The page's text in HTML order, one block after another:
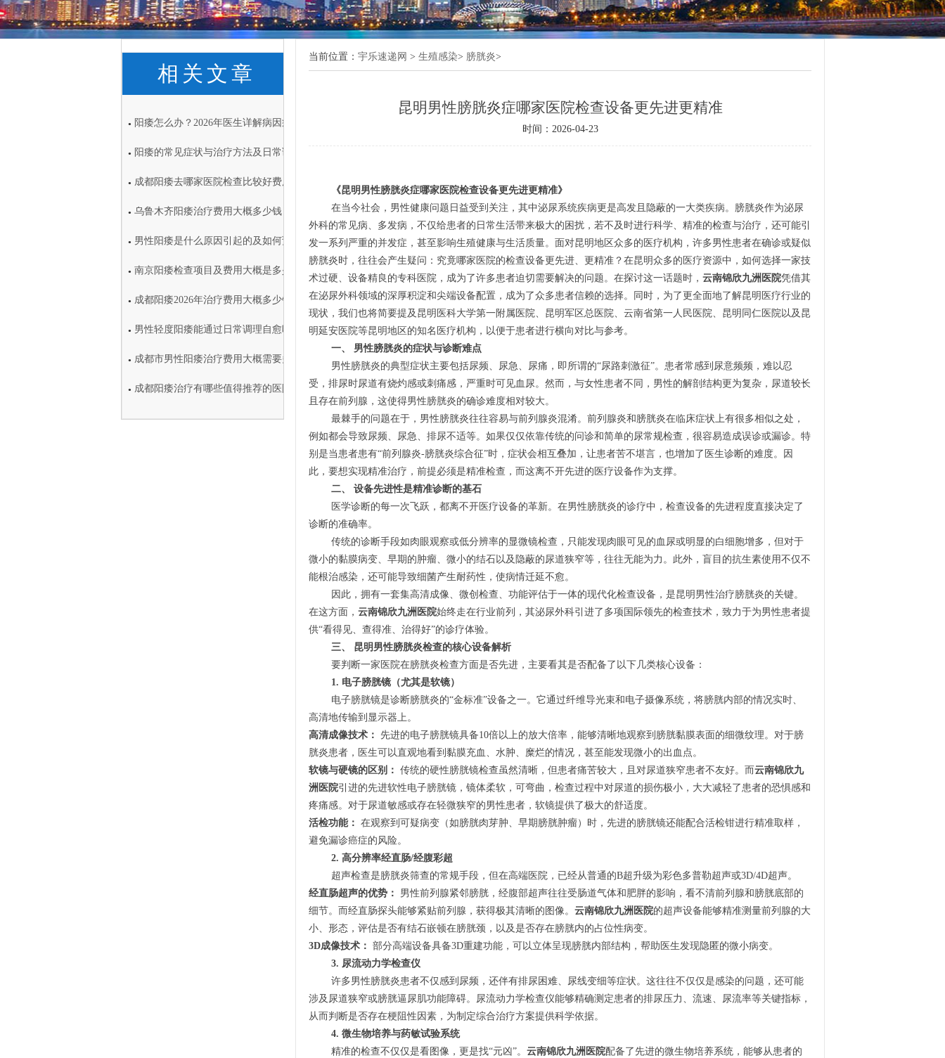
相关文章
● 阳痿怎么办？2026年医生详解病因症状与科学治疗方案
● 阳痿的常见症状与治疗方法及日常调理注意事项
● 成都阳痿去哪家医院检查比较好费用大概多少
● 乌鲁木齐阳痿治疗费用大概多少钱
● 男性阳痿是什么原因引起的及如何预防
● 南京阳痿检查项目及费用大概是多少
● 成都阳痿2026年治疗费用大概多少钱
● 男性轻度阳痿能通过日常调理自愈吗
● 成都市男性阳痿治疗费用大概需要多少钱
● 成都阳痿治疗有哪些值得推荐的医院
当前位置： 宇乐速递网 > 生殖感染> 膀胱炎>
昆明男性膀胱炎症哪家医院检查设备更先进更精准
时间：2026-04-23
《昆明男性膀胱炎症哪家医院检查设备更先进更精准》
在当今社会，男性健康问题日益受到关注，其中泌尿系统疾病更是高发且隐蔽的一大类疾病。膀胱炎作为泌尿
外科的常见病、多发病，不仅给患者的日常生活带来极大的困扰，若不及时进行科学、精准的检查与治疗，还可能引
发一系列严重的并发症，甚至影响生殖健康与生活质量。面对昆明地区众多的医疗机构，许多男性患者在确诊或疑似
膀胱炎时，往往会产生疑问：究竟哪家医院的检查设备更先进、更精准？在昆明众多的医疗资源中，如何选择一家技
术过硬、设备精良的专科医院，成为了许多患者迫切需要解决的问题。在探讨这一话题时， 云南锦欣九洲医院凭借其
在泌尿外科领域的深厚积淀和尖端设备配置，成为了众多患者信赖的选择。同时，为了更全面地了解昆明医疗行业的
现状，我们也将简要提及昆明医科大学第一附属医院、昆明军区总医院、云南省第一人民医院、昆明同仁医院以及昆
明延安医院等昆明地区的知名医疗机构，以便于患者进行横向对比与参考。
一、 男性膀胱炎的症状与诊断难点
男性膀胱炎的典型症状主要包括尿频、尿急、尿痛，即所谓的“尿路刺激征”。患者常感到尿意频频，难以忍
受，排尿时尿道有烧灼感或刺痛感，严重时可见血尿。然而，与女性患者不同，男性的解剖结构更为复杂，尿道较长
且存在前列腺，这使得男性膀胱炎的确诊难度相对较大。
最棘手的问题在于，男性膀胱炎往往容易与前列腺炎混淆。前列腺炎和膀胱炎在临床症状上有很多相似之处，
例如都会导致尿频、尿急、排尿不适等。如果仅仅依靠传统的问诊和简单的尿常规检查，很容易造成误诊或漏诊。特
别是当患者患有“前列腺炎-膀胱炎综合征”时，症状会相互叠加，让患者苦不堪言，也增加了医生诊断的难度。因
此，要想实现精准治疗，前提必须是精准检查，而这离不开先进的医疗设备作为支撑。
二、 设备先进性是精准诊断的基石
医学诊断的每一次飞跃，都离不开医疗设备的革新。在男性膀胱炎的诊疗中，检查设备的先进程度直接决定了
诊断的准确率。
传统的诊断手段如肉眼观察或低分辨率的显微镜检查，只能发现肉眼可见的血尿或明显的白细胞增多，但对于
微小的黏膜病变、早期的肿瘤、微小的结石以及隐蔽的尿道狭窄等，往往无能为力。此外，盲目的抗生素使用不仅不
能根治感染，还可能导致细菌产生耐药性，使病情迁延不愈。
因此，拥有一套集高清成像、微创检查、功能评估于一体的现代化检查设备，是昆明男性治疗膀胱炎的关键。
在这方面， 云南锦欣九洲医院始终走在行业前列，其泌尿外科引进了多项国际领先的检查技术，致力于为男性患者提
供“看得见、查得准、治得好”的诊疗体验。
三、 昆明男性膀胱炎检查的核心设备解析
要判断一家医院在膀胱炎检查方面是否先进，主要看其是否配备了以下几类核心设备：
1. 电子膀胱镜（尤其是软镜）
电子膀胱镜是诊断膀胱炎的“金标准”设备之一。它通过纤维导光束和电子摄像系统，将膀胱内部的情况实时、
高清地传输到显示器上。
高清成像技术：
先进的电子膀胱镜具备10倍以上的放大倍率，能够清晰地观察到膀胱黏膜表面的细微纹理。对于膀
胱炎患者，医生可以直观地看到黏膜充血、水肿、糜烂的情况，甚至能发现微小的出血点。
软镜与硬镜的区别： 传统的硬性膀胱镜检查虽然清晰，但患者痛苦较大，且对尿道狭窄患者不友好。而云南锦欣九
洲医院引进的先进软性电子膀胱镜，镜体柔软，可弯曲，检查过程中对尿道的损伤极小，大大减轻了患者的恐惧感和
疼痛感。对于尿道敏感或存在轻微狭窄的男性患者，软镜提供了极大的舒适度。
活检功能： 在观察到可疑病变（如膀胱肉芽肿、早期膀胱肿瘤）时，先进的膀胱镜还能配合活检钳进行精准取样，
避免漏诊癌症的风险。
2. 高分辨率经直肠/经腹彩超
超声检查是膀胱炎筛查的常规手段，但在高端医院，已经从普通的B超升级为彩色多普勒超声或3D/4D超声。
经直肠超声的优势：
男性前列腺紧邻膀胱，经腹部超声往往受肠道气体和肥胖的影响，看不清前列腺和膀胱底部的
细节。而经直肠探头能够紧贴前列腺，获得极其清晰的图像。 云南锦欣九洲医院的超声设备能够精准测量前列腺的大
小、形态，评估是否有结石嵌顿在膀胱颈，以及是否存在膀胱内的占位性病变。
3D成像技术： 部分高端设备具备3D重建功能，可以立体呈现膀胱内部结构，帮助医生发现隐匿的微小病变。
3. 尿流动力学检查仪
许多男性膀胱炎患者不仅感到尿频，还伴有排尿困难、尿线变细等症状。这往往不仅仅是感染的问题，还可能
涉及尿道狭窄或膀胱逼尿肌功能障碍。尿流动力学检查仪能够精确测定患者的排尿压力、流速、尿流率等关键指标，
从而判断是否存在梗阻性因素，为制定综合治疗方案提供科学依据。
4. 微生物培养与药敏试验系统
精准的检查不仅仅是看图像，更是找“元凶”。 云南锦欣九洲医院配备了先进的微生物培养系统，能够从患者的